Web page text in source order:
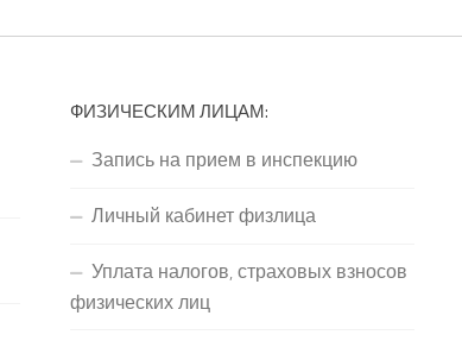
ФИЗИЧЕСКИМ ЛИЦАМ:
Запись на прием в инспекцию
Личный кабинет физлица
Уплата налогов, страховых взносов
физических лиц